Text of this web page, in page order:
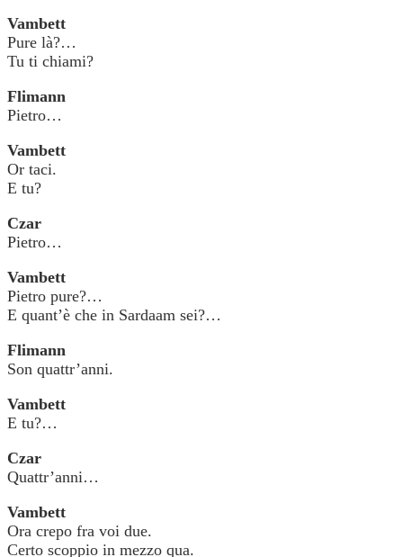
Vambett
Pure là?…
Tu ti chiami?
Flimann
Pietro…
Vambett
Or taci.
E tu?
Czar
Pietro…
Vambett
Pietro pure?…
E quant’è che in Sardaam sei?…
Flimann
Son quattr’anni.
Vambett
E tu?…
Czar
Quattr’anni…
Vambett
Ora crepo fra voi due.
Certo scoppio in mezzo qua.